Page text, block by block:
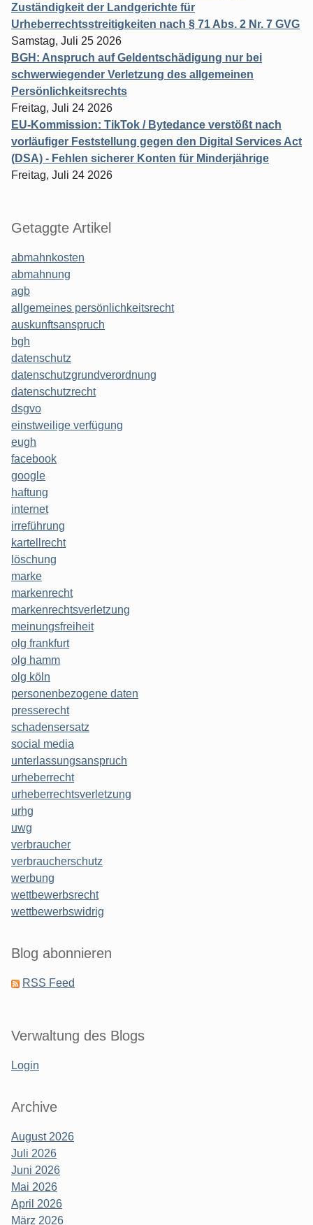
Zuständigkeit der Landgerichte für
Urheberrechtsstreitigkeiten nach § 71 Abs. 2 Nr. 7 GVG
Samstag, Juli 25 2026
BGH: Anspruch auf Geldentschädigung nur bei
schwerwiegender Verletzung des allgemeinen
Persönlichkeitsrechts
Freitag, Juli 24 2026
EU-Kommission: TikTok / Bytedance verstößt nach
vorläufiger Feststellung gegen den Digital Services Act
(DSA) - Fehlen sicherer Konten für Minderjährige
Freitag, Juli 24 2026
Getaggte Artikel
abmahnkosten
abmahnung
agb
allgemeines persönlichkeitsrecht
auskunftsanspruch
bgh
datenschutz
datenschutzgrundverordnung
datenschutzrecht
dsgvo
einstweilige verfügung
eugh
facebook
google
haftung
internet
irreführung
kartellrecht
löschung
marke
markenrecht
markenrechtsverletzung
meinungsfreiheit
olg frankfurt
olg hamm
olg köln
personenbezogene daten
presserecht
schadensersatz
social media
unterlassungsanspruch
urheberrecht
urheberrechtsverletzung
urhg
uwg
verbraucher
verbraucherschutz
werbung
wettbewerbsrecht
wettbewerbswidrig
Blog abonnieren
RSS Feed
Verwaltung des Blogs
Login
Archive
August 2026
Juli 2026
Juni 2026
Mai 2026
April 2026
März 2026